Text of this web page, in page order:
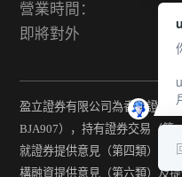
營業時間：
即將對外
盈立證券有限公司為香港證監會
BJA907），持有證券交易（第
就證券提供意見（第四類） 、
構融資提供意見（第六類）及